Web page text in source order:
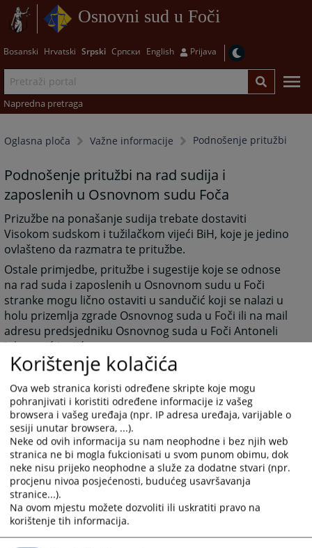
Osnovni sud u Foči
Bosanski Hrvatski Srpski Српски English Prijava
Napredna pretraga
Oglasna ploča Važne informacije Podnošenje pritužbi
Podnošenje pritužbi na rad sudija i
zaposlenih u Osnovnom sudu Foča
Prizužbe na ponašanje sudija trebate dostaviti
Visokom sudskom i tužilačkom vijeći BiH, koje je jedino
ovlašteno da razmatra te pritužbe.
Ostale primjedbe, pritužbe i sugestije koje se odnose
na rad suda i zaposlenih u Osnovnom sudu u Foči
stranke mogu lično ostaviti u sandučić koji se nalazi u
holu prizemlja zgrade Osnovnog suda u Foči ili na mail
adresu predsjedniku Osnovnog suda u Foči Antoneli
Jokanović-Janjić.
antonela.jokanovic@pravosudje.ba
3892PREGLEDA
Korištenje kolačića
Ova web stranica koristi određene skripte koje mogu
pohranjivati i koristiti određene informacije iz vašeg
browsera i vašeg uređaja (npr. IP adresa uređaja, varijable o
sesiji unutar browsera, ...).
Neke od ovih informacija su nam neophodne i bez njih web
stranica ne bi mogla fukcionisati u svom punom obimu, dok
neke nisu prijeko neophodne a služe za dodatne stvari (npr.
procjenu nivoa posjećenosti, budućeg usavršavanja
stranice...).
Na ovom mjestu možete dozvoliti ili uskratiti pravo na
korištenje tih informacija.